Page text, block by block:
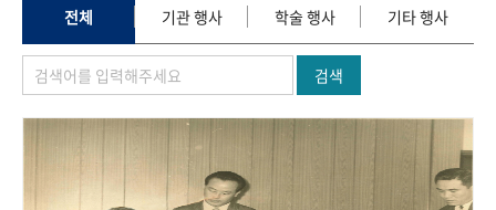
세계와 함께 한 KIHASA
VR 역사관
전체 기관 행사 학술 행사 기타 행사
검색